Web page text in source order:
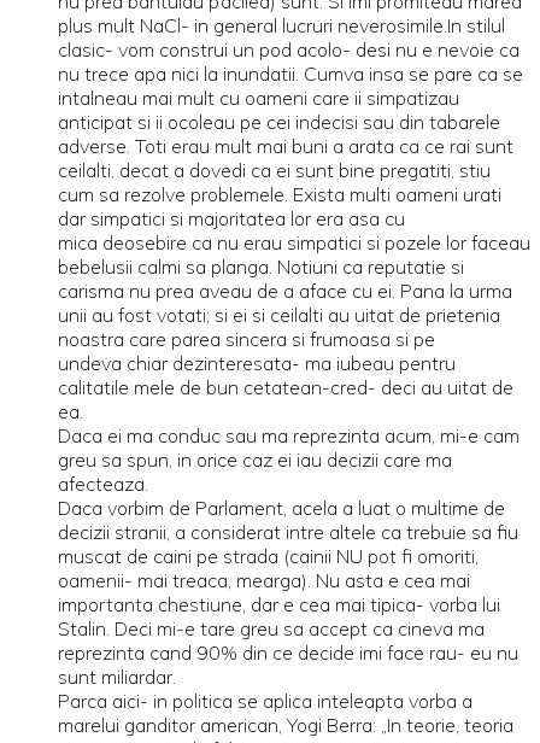
plus mult NaCl- in general lucruri neverosimile.In stilul
clasic- vom construi un pod acolo- desi nu e nevoie ca
nu trece apa nici la inundatii. Cumva insa se pare ca se
intalneau mai mult cu oameni care ii simpatizau
anticipat si ii ocoleau pe cei indecisi sau din tabarele
adverse. Toti erau mult mai buni a arata ca ce rai sunt
ceilalti, decat a dovedi ca ei sunt bine pregatiti, stiu
cum sa rezolve problemele. Exista multi oameni urati
dar simpatici si majoritatea lor era asa cu
mica deosebire ca nu erau simpatici si pozele lor faceau
bebelusii calmi sa planga. Notiuni ca reputatie si
carisma nu prea aveau de a aface cu ei. Pana la urma
unii au fost votati; si ei si ceilalti au uitat de prietenia
noastra care parea sincera si frumoasa si pe
undeva chiar dezinteresata- ma iubeau pentru
calitatile mele de bun cetatean-cred- deci au uitat de
ea.
Daca ei ma conduc sau ma reprezinta acum, mi-e cam
greu sa spun, in orice caz ei iau decizii care ma
afecteaza.
Daca vorbim de Parlament, acela a luat o multime de
decizii stranii, a considerat intre altele ca trebuie sa fiu
muscat de caini pe strada (cainii NU pot fi omoriti,
oamenii- mai treaca, mearga). Nu asta e cea mai
importanta chestiune, dar e cea mai tipica- vorba lui
Stalin. Deci mi-e tare greu sa accept ca cineva ma
reprezinta cand 90% din ce decide imi face rau- eu nu
sunt miliardar.
Parca aici- in politica se aplica inteleapta vorba a
marelui ganditor american, Yogi Berra: „In teorie, teoria